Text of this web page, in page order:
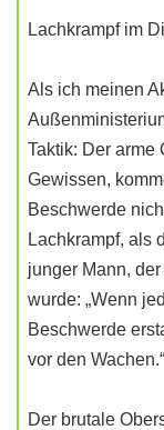
Lachkrampf im
Als ich meinen
Taktik: Der arme
Gewissen,
Beschwerde
Lachkrampf, als
junger Mann,
wurde: „Wenn
Beschwerde
vor den Wachen.“
Der brutale